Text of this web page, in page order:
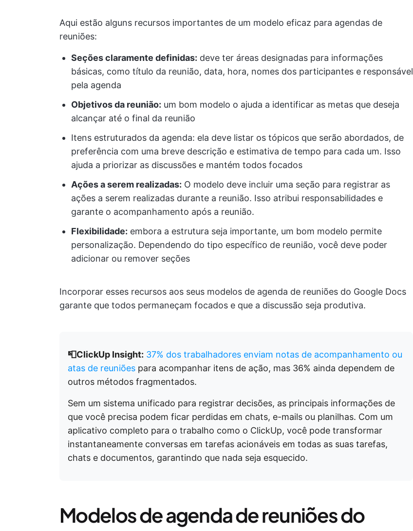
Aqui estão alguns recursos importantes de um modelo eficaz para agendas de
reuniões:
Seções claramente definidas: deve ter áreas designadas para informações
básicas, como título da reunião, data, hora, nomes dos participantes e responsável
pela agenda
Objetivos da reunião: um bom modelo o ajuda a identificar as metas que deseja
alcançar até o final da reunião
Itens estruturados da agenda: ela deve listar os tópicos que serão abordados, de
preferência com uma breve descrição e estimativa de tempo para cada um. Isso
ajuda a priorizar as discussões e mantém todos focados
Ações a serem realizadas: O modelo deve incluir uma seção para registrar as
ações a serem realizadas durante a reunião. Isso atribui responsabilidades e
garante o acompanhamento após a reunião.
Flexibilidade: embora a estrutura seja importante, um bom modelo permite
personalização. Dependendo do tipo específico de reunião, você deve poder
adicionar ou remover seções
Incorporar esses recursos aos seus modelos de agenda de reuniões do Google Docs
garante que todos permaneçam focados e que a discussão seja produtiva.
📮ClickUp Insight: 37% dos trabalhadores enviam notas de acompanhamento ou
atas de reuniões para acompanhar itens de ação, mas 36% ainda dependem de
outros métodos fragmentados.
Sem um sistema unificado para registrar decisões, as principais informações de
que você precisa podem ficar perdidas em chats, e-mails ou planilhas. Com um
aplicativo completo para o trabalho como o ClickUp, você pode transformar
instantaneamente conversas em tarefas acionáveis em todas as suas tarefas,
chats e documentos, garantindo que nada seja esquecido.
Modelos de agenda de reuniões do